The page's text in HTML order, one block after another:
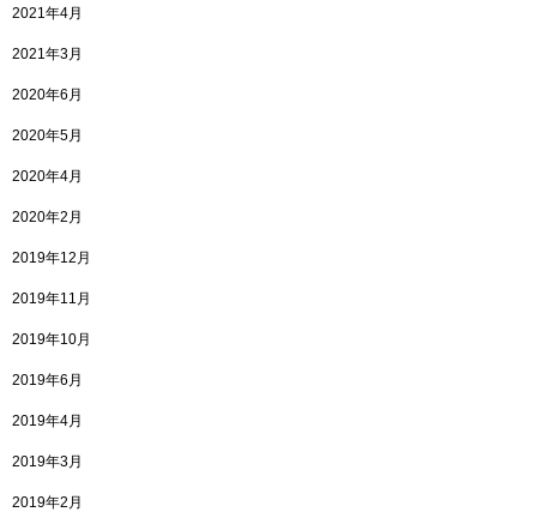
2021年4月
2021年3月
2020年6月
2020年5月
2020年4月
2020年2月
2019年12月
2019年11月
2019年10月
2019年6月
2019年4月
2019年3月
2019年2月